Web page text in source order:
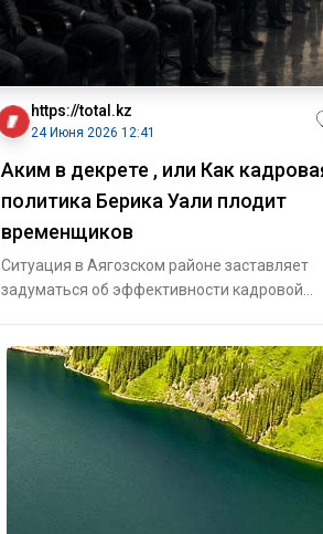
https://total.kz
24 Июня 2026 12:41
Аким в декрете , или Как
политика Берика Уали плодит
временщиков
Ситуация в Аягозском районе заставляет
задуматься об эффективности кадровой